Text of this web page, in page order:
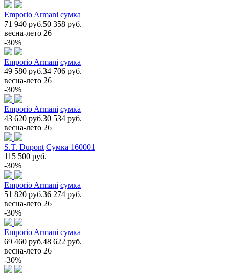
Emporio Armani сумка
71 940 руб.50 358 руб.
весна-лето 26
-30%
Emporio Armani сумка
49 580 руб.34 706 руб.
весна-лето 26
-30%
Emporio Armani сумка
43 620 руб.30 534 руб.
весна-лето 26
S.T. Dupont Сумка 160001
115 500 руб.
-30%
Emporio Armani сумка
51 820 руб.36 274 руб.
весна-лето 26
-30%
Emporio Armani сумка
69 460 руб.48 622 руб.
весна-лето 26
-30%